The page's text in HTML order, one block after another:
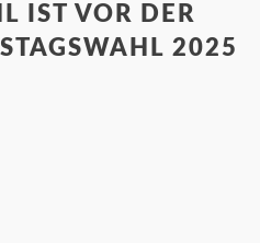
IST VOR DER
2025